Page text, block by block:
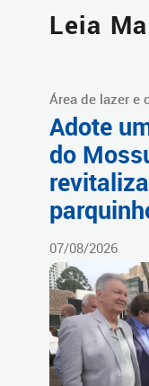
Leia
Área de lazer e
Adote
do
07/08/2026